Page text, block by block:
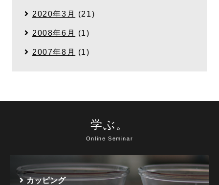
2020年3月 (21)
2008年6月 (1)
2007年8月 (1)
学ぶ。
Online Seminar
カッピング